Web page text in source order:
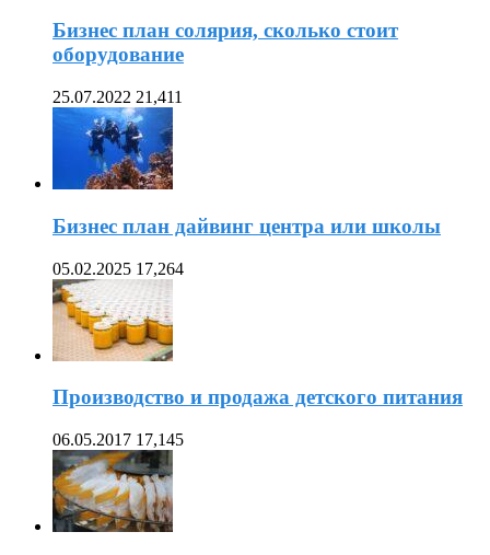
Бизнес план солярия, сколько стоит
оборудование
25.07.2022 21,411
Бизнес план дайвинг центра или школы
05.02.2025 17,264
Производство и продажа детского питания
06.05.2017 17,145